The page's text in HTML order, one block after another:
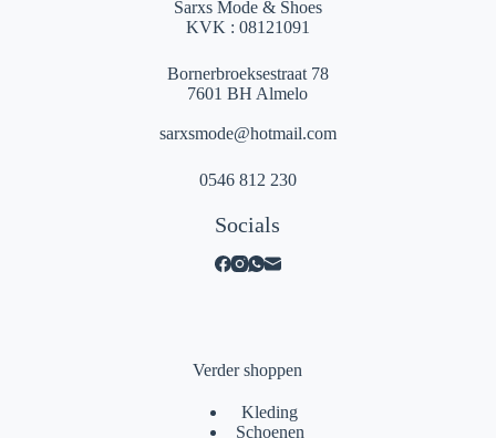
Sarxs Mode & Shoes
KVK : 08121091
Bornerbroeksestraat 78
7601 BH Almelo
sarxsmode@hotmail.com
0546 812 230
Socials
Verder shoppen
Kleding
Schoenen